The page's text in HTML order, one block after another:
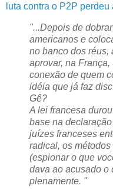
luta contra o P2P perdeu
"...Depois de
americanos e
no banco dos réus,
aprovar, na
conexão de quem
idéia que já faz
Gê?
A lei francesa
base na
juízes franceses
radical, os
(espionar o que
dava ao acusado o
plenamente. "